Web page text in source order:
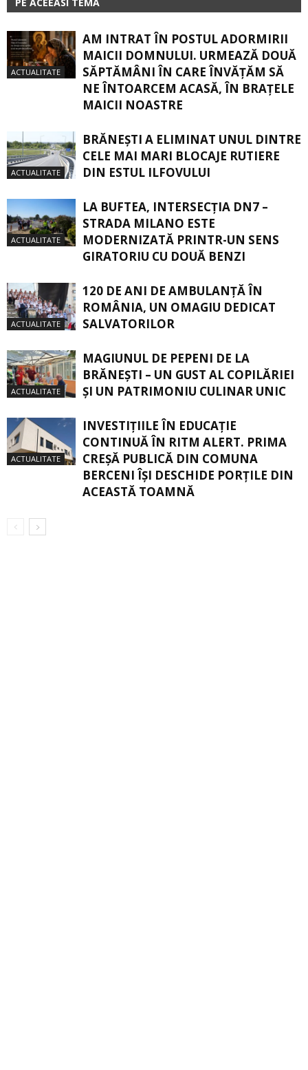
PE ACEEASI TEMA
ACTUALITATE
AM INTRAT ÎN POSTUL ADORMIRII
MAICII DOMNULUI. URMEAZĂ DOUĂ
SĂPTĂMÂNI ÎN CARE ÎNVĂŢĂM SĂ
NE ÎNTOARCEM ACASĂ, ÎN BRAŢELE
MAICII NOASTRE
ACTUALITATE
BRĂNEȘTI A ELIMINAT UNUL DINTRE
CELE MAI MARI BLOCAJE RUTIERE
DIN ESTUL ILFOVULUI
ACTUALITATE
LA BUFTEA, INTERSECŢIA DN7 –
STRADA MILANO ESTE
MODERNIZATĂ PRINTR-UN SENS
GIRATORIU CU DOUĂ BENZI
ACTUALITATE
120 DE ANI DE AMBULANȚĂ ÎN
ROMÂNIA, UN OMAGIU DEDICAT
SALVATORILOR
ACTUALITATE
MAGIUNUL DE PEPENI DE LA
BRĂNEŞTI – UN GUST AL COPILĂRIEI
ŞI UN PATRIMONIU CULINAR UNIC
ACTUALITATE
INVESTIȚIILE ÎN EDUCAȚIE
CONTINUĂ ÎN RITM ALERT. PRIMA
CREŞĂ PUBLICĂ DIN COMUNA
BERCENI ÎŞI DESCHIDE PORŢILE DIN
ACEASTĂ TOAMNĂ